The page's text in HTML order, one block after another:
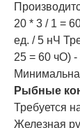
20 * 3 / 1 =
ед. / 5 нЧ
25 = 60 чО)
Рыбные
Требуется
Железная